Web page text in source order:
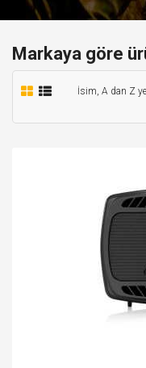
Markaya göre
İsim, A dan Z ye